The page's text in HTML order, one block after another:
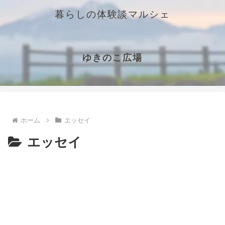
暮らしの体験談マルシェ
ゆきのこ広場
ホーム エッセイ
エッセイ